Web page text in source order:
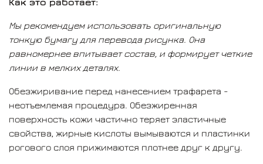
количество времени для перевода крупных
трафаретов: гель остается влажным и удерживает в
полупроницаемой оболочке молекулы состава,
отвечающие за фиксацию красителя.
После соприкосновения трафарета с поверхностью,
основная часть состава начинает впитываться в
бумагу. Обволакивая и отделяя частицы красителя
количество в ранее подготовленные слои между
Мы рекомендуем использовать оригинальную
тонкую бумагу для перевода рисунка. Она
равномернее впитывает состав, и формирует четкие
линии в мелких деталях.
Обезжиривание перед нанесением трафарета -
неотъемлемая процедура. Обезжиренная
поверхность кожи частично теряет эластичные
свойства, жирные кислоты вымываются и пластинки
рогового слоя прижимаются плотнее друг к другу.